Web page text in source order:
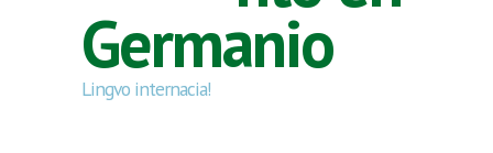
Germanio
Lingvo internacia!